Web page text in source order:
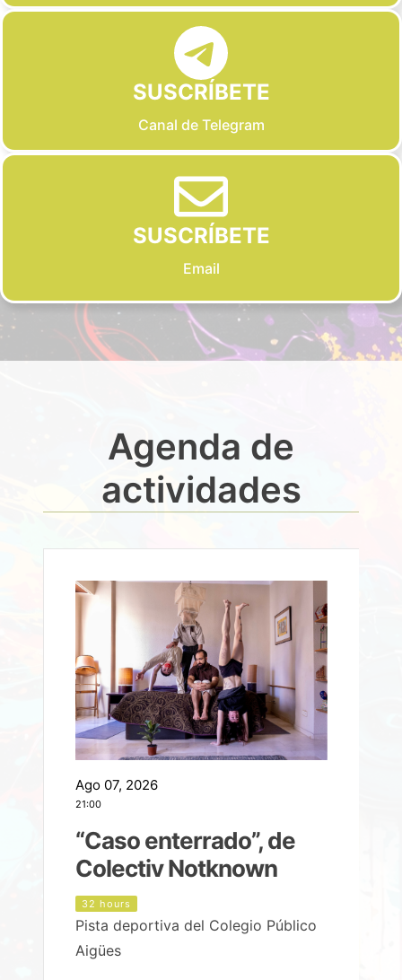
SUSCRÍBETE
Canal de Telegram
SUSCRÍBETE
Email
Agenda de
actividades
Ago 07, 2026
21:00
“Caso enterrado”, de
Colectiv Notknown
32 hours
Pista deportiva del Colegio Público
Aigües